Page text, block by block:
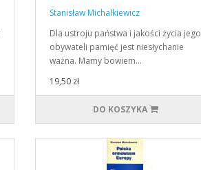
Stanisław Michalkiewicz
Dla ustroju państwa i jakości życia jego
obywateli pamięć jest niesłychanie
ważna. Mamy bowiem…
19,50 zł
DO KOSZYKA